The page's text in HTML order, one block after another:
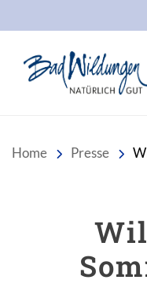
Home Presse